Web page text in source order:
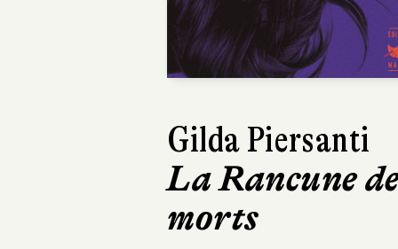
Dinaw
Quelqu’un
comme nous
Previous